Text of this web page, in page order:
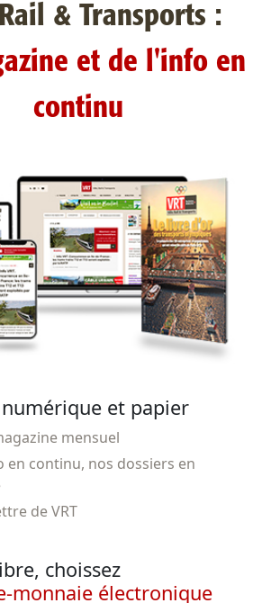
& Transports :
et de l'info en
continu
et papier
mensuel
en continu, nos dossiers en
de VRT
choissez
monnaie électronique